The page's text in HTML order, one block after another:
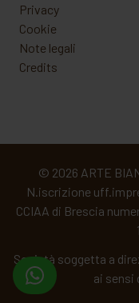
Privacy
Cookie
Note legali
Credits
© 2026 ARTE
N.iscrizione
CCIAA di Brescia
Società soggetta a
ai sensi